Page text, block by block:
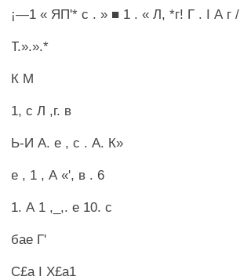
¡—1 « ЯП'* с . » ■ 1 . « Л, *г! Г . I А г /
Т.».».*
К М
1, с Л ,г. в
Ь-И А. е , с . А. К»
е , 1 , А «', в . 6
1. А 1 ,_,. е 10. с
бае Г'
С£а I Х£а1